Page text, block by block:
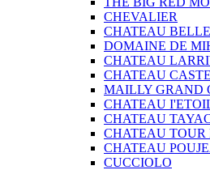
CHEVALIER
CHATEAU
DOMAINE DE
CHATEAU
CHATEAU
MAILLY GRAND
CHATEAU
CHATEAU
CHATEAU
CHATEAU
CUCCIOLO